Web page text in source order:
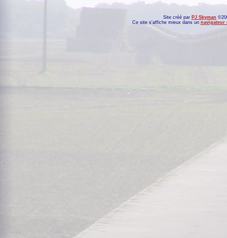
Site créé par PJ Skyman
Ce site s'affiche mieux dans un navigateur